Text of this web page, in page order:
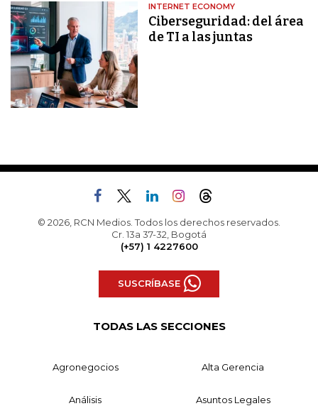
INTERNET ECONOMY
Ciberseguridad: del área
de TI a las juntas
© 2026, RCN Medios. Todos los derechos reservados.
Cr. 13a 37-32, Bogotá
(+57) 1 4227600
SUSCRÍBASE
TODAS LAS SECCIONES
Agronegocios Alta Gerencia
Análisis Asuntos Legales